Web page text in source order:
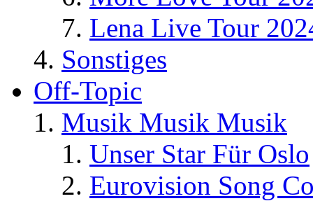
Lena Live Tour
Sonstiges
Off-Topic
Musik Musik Musik
Unser Star Für Oslo
Eurovision Song